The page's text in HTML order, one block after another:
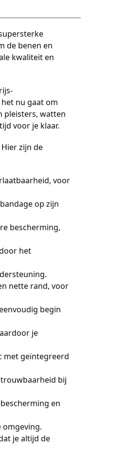
de benen en
kwaliteit en
nu gaat om
pleisters, watten
voor je klaar.
zijn de
voor
op zijn
bescherming,
het
nette rand, voor
begin
je
met geïntegreerd
bij
en
omgeving.
je altijd de